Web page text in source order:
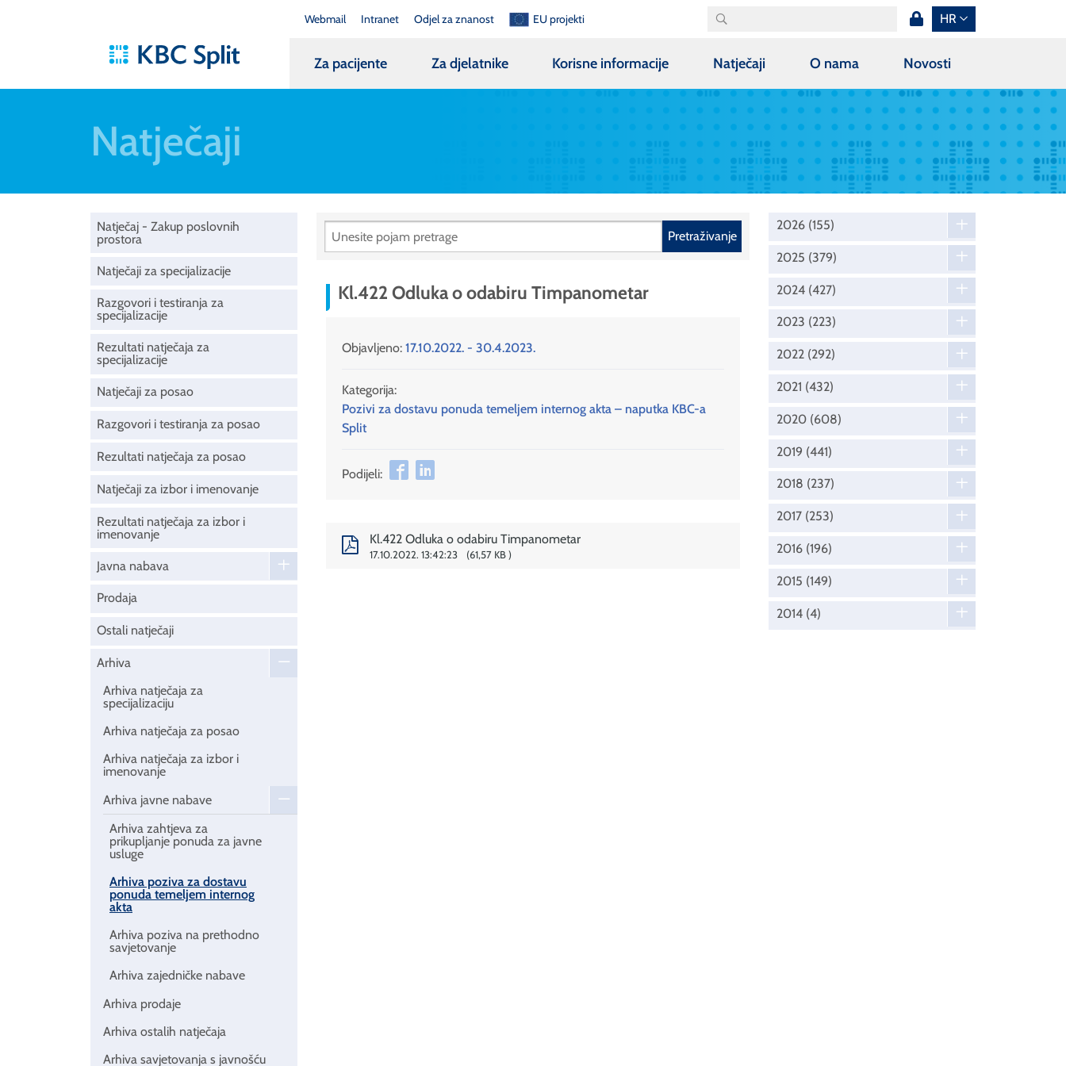
Webmail Intranet Odjel za znanost EU projekti HR
Za pacijente Za djelatnike Korisne informacije Natječaji O nama Novosti
Natječaji
Natječaj - Zakup poslovnih
prostora
Natječaji za specijalizacije
Razgovori i testiranja za
specijalizacije
Rezultati natječaja za
specijalizacije
Natječaji za posao
Razgovori i testiranja za posao
Rezultati natječaja za posao
Natječaji za izbor i imenovanje
Rezultati natječaja za izbor i
imenovanje
Javna nabava
Prodaja
Ostali natječaji
Arhiva
Arhiva natječaja za
specijalizaciju
Arhiva natječaja za posao
Arhiva natječaja za izbor i
imenovanje
Arhiva javne nabave
Arhiva zahtjeva za
prikupljanje ponuda za javne
usluge
Arhiva poziva za dostavu
ponuda temeljem internog
akta
Arhiva poziva na prethodno
savjetovanje
Arhiva zajedničke nabave
Arhiva prodaje
Arhiva ostalih natječaja
Arhiva savjetovanja s javnošću
Pretraživanje
Kl.422 Odluka o odabiru Timpanometar
Objavljeno: 17.10.2022. - 30.4.2023.
Kategorija:
Pozivi za dostavu ponuda temeljem internog akta – naputka KBC-a
Split
Podijeli:
Kl.422 Odluka o odabiru Timpanometar
17.10.2022. 13:42:23 61,57 KB
2026 (155)
2025 (379)
2024 (427)
2023 (223)
2022 (292)
2021 (432)
2020 (608)
2019 (441)
2018 (237)
2017 (253)
2016 (196)
2015 (149)
2014 (4)